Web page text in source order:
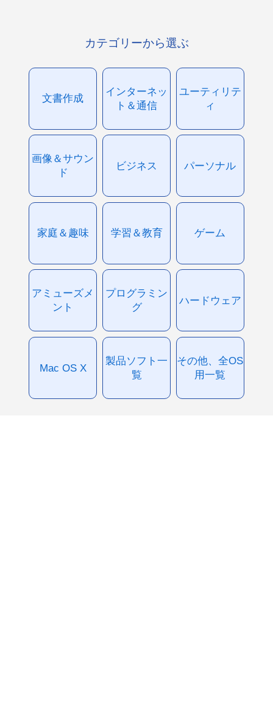
カテゴリーから選ぶ
文書作成
インターネッ
ト＆通信
ユーティリテ
ィ
画像＆サウン
ド
ビジネス パーソナル
家庭＆趣味 学習＆教育 ゲーム
アミューズメ
ント
プログラミン
グ
ハードウェア
Mac OS X
製品ソフト一
覧
その他、全OS
用一覧